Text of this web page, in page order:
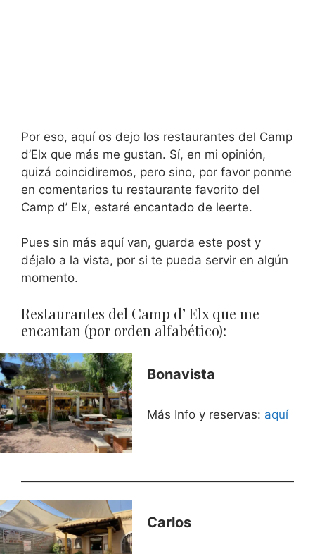
Por eso, aquí os dejo los restaurantes del Camp
d’Elx que más me gustan. Sí, en mi opinión,
quizá coincidiremos, pero sino, por favor ponme
en comentarios tu restaurante favorito del
Camp d’ Elx, estaré encantado de leerte.
Pues sin más aquí van, guarda este post y
déjalo a la vista, por si te pueda servir en algún
momento.
Restaurantes del Camp d’ Elx que me
encantan (por orden alfabético):
Bonavista
Más Info y reservas: aquí
Carlos